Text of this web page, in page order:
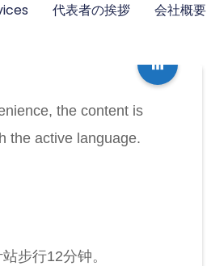
代表者の挨拶 会社概要
the content is
the active language.
步行12分钟。